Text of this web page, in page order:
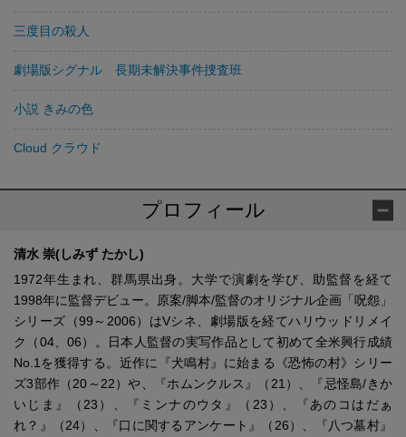
三度目の殺人
劇場版シグナル 長期未解決事件捜査班
小説 きみの色
Cloud クラウド
プロフィール
清水 崇(しみず たかし)
1972年生まれ、群馬県出身。大学で演劇を学び、助監督を経て
1998年に監督デビュー。原案/脚本/監督のオリジナル企画「呪怨」
シリーズ（99～2006）はVシネ、劇場版を経てハリウッドリメイ
ク（04、06）。日本人監督の実写作品として初めて全米興行成績
No.1を獲得する。近作に『犬鳴村』に始まる《恐怖の村》シリー
ズ3部作（20～22）や、『ホムンクルス』（21）、『忌怪島/きか
いじま』（23）、『ミンナのウタ』（23）、『あのコはだぁ
れ？』（24）、『口に関するアンケート』（26）、『八つ墓村』